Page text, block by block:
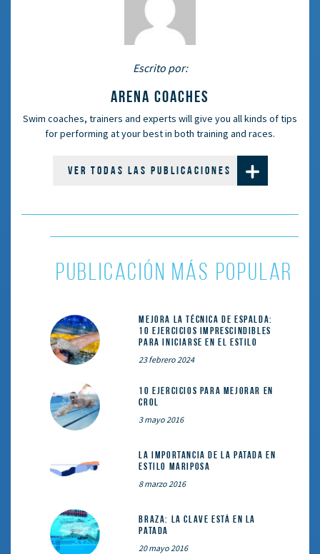
Escrito por:
ARENA COACHES
Swim coaches, trainers and experts will give you all kinds of tips
for performing at your best in both training and races.
VER TODAS LAS PUBLICACIONES
PUBLICACIÓN MÁS POPULAR
Mejora la técnica de espalda:
10 ejercicios imprescindibles
para iniciarse en el estilo
23 febrero 2024
10 ejercicios para mejorar en
crol
3 mayo 2016
La importancia de la patada en
estilo mariposa
8 marzo 2016
Braza: la clave está en la
patada
20 mayo 2016